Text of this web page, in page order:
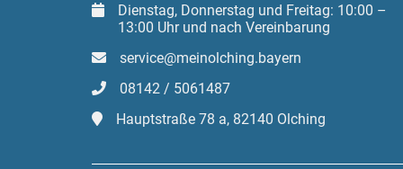
Dienstag, Donnerstag und Freitag: 10:00 –
13:00 Uhr und nach Vereinbarung
service@meinolching.bayern
08142 / 5061487
Hauptstraße 78 a, 82140 Olching